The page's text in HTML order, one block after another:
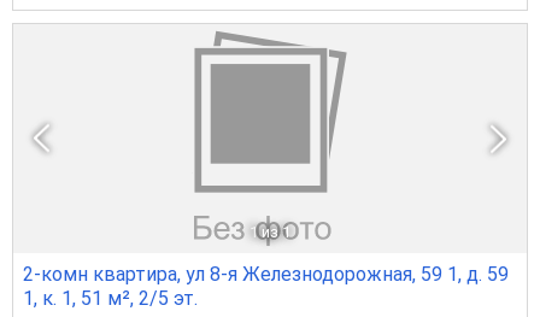
1 из 1
2-комн квартира, ул 8-я Железнодорожная, 59 1, д. 59
1, к. 1, 51 м², 2/5 эт.